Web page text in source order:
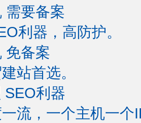
需要备案
利器，高防护。
免备案
站首选。
SEO利器
流，一个主机一个